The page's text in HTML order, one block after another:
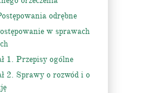
odrębne
w sprawach
1. Przepisy ogólne
2. Sprawy o rozwód i o